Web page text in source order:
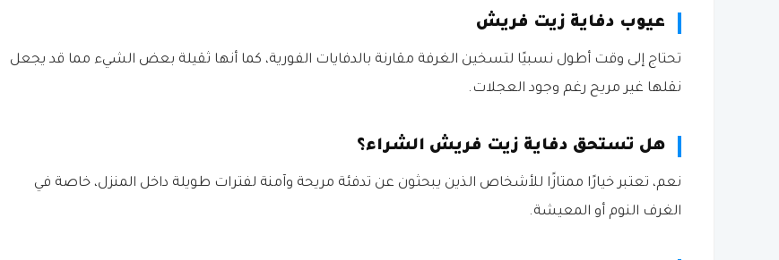
عيوب دفاية زيت فريش
تحتاج إلى وقت أطول نسبيًا لتسخين الغرفة مقارنة بالدفايات الفورية، كما أنها ثقيلة بعض الشيء مما قد يجعل
نقلها غير مريح رغم وجود العجلات.
هل تستحق دفاية زيت فريش الشراء؟
نعم، تعتبر خيارًا ممتازًا للأشخاص الذين يبحثون عن تدفئة مريحة وآمنة لفترات طويلة داخل المنزل، خاصة في
الغرف النوم أو المعيشة.